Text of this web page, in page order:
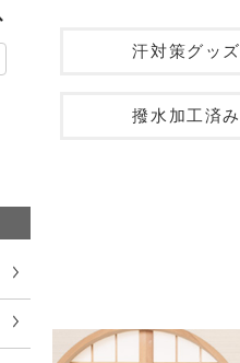
汗対策グッズ
撥水加工済み